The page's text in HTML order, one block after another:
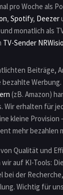
pro Woche als
, Spotify, Deezer
monatlich als
TV-Sender
Beiträge,
(zB. Amazon)
Wir erhalten für
kleine Provision
mehr bezahlen
Qualität und
auf KI-Tools:
bei der
Wichtig für